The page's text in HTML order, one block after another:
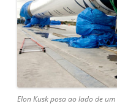
Elon Kusk posa ao lado de